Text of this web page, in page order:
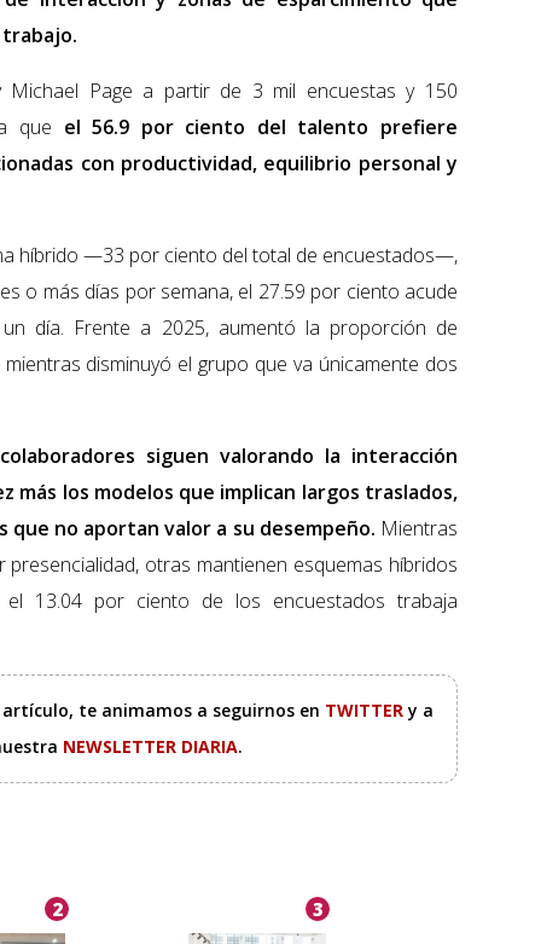
Michael Page a partir de 3 mil encuestas y 150
que el 56.9 por ciento del talento prefiere
con productividad, equilibrio personal y
híbrido —33 por ciento del total de encuestados—,
o más días por semana, el 27.59 por ciento acude
día. Frente a 2025, aumentó la proporción de
disminuyó el grupo que va únicamente dos
siguen valorando la interacción
más los modelos que implican largos traslados,
que no aportan valor a su desempeño. Mientras
otras mantienen esquemas híbridos
el 13.04 por ciento de los encuestados trabaja
te animamos a seguirnos en TWITTERy a
NEWSLETTER DIARIA.
2 3